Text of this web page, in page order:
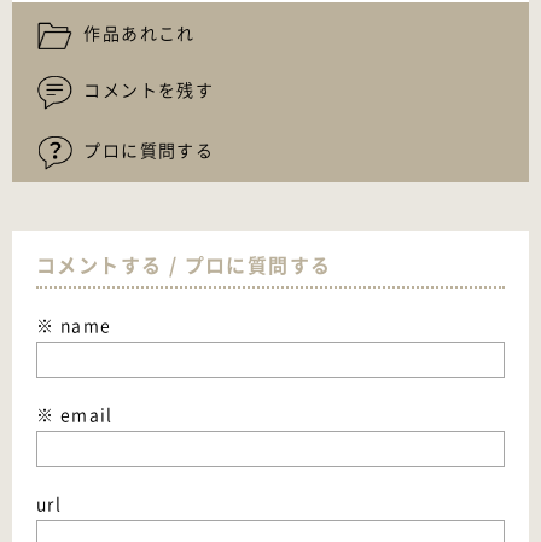
作品あれこれ
コメントを残す
プロに質問する
コメントする / プロに質問する
※ name
※ email
url